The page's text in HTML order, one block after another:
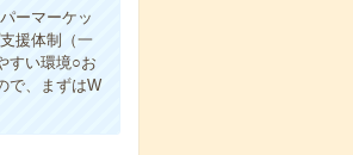
ーマーケッ
援体制（一
すい環境○お
で、まずはW